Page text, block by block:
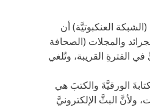
العنكبوتيَّة) أن
والمجلات (الصحافة
الفترةِ القريبة، وتُلغي
الورقيَّةَ والكتبَ هي
ولأنَّ البثَّ الإلكترونيَّ